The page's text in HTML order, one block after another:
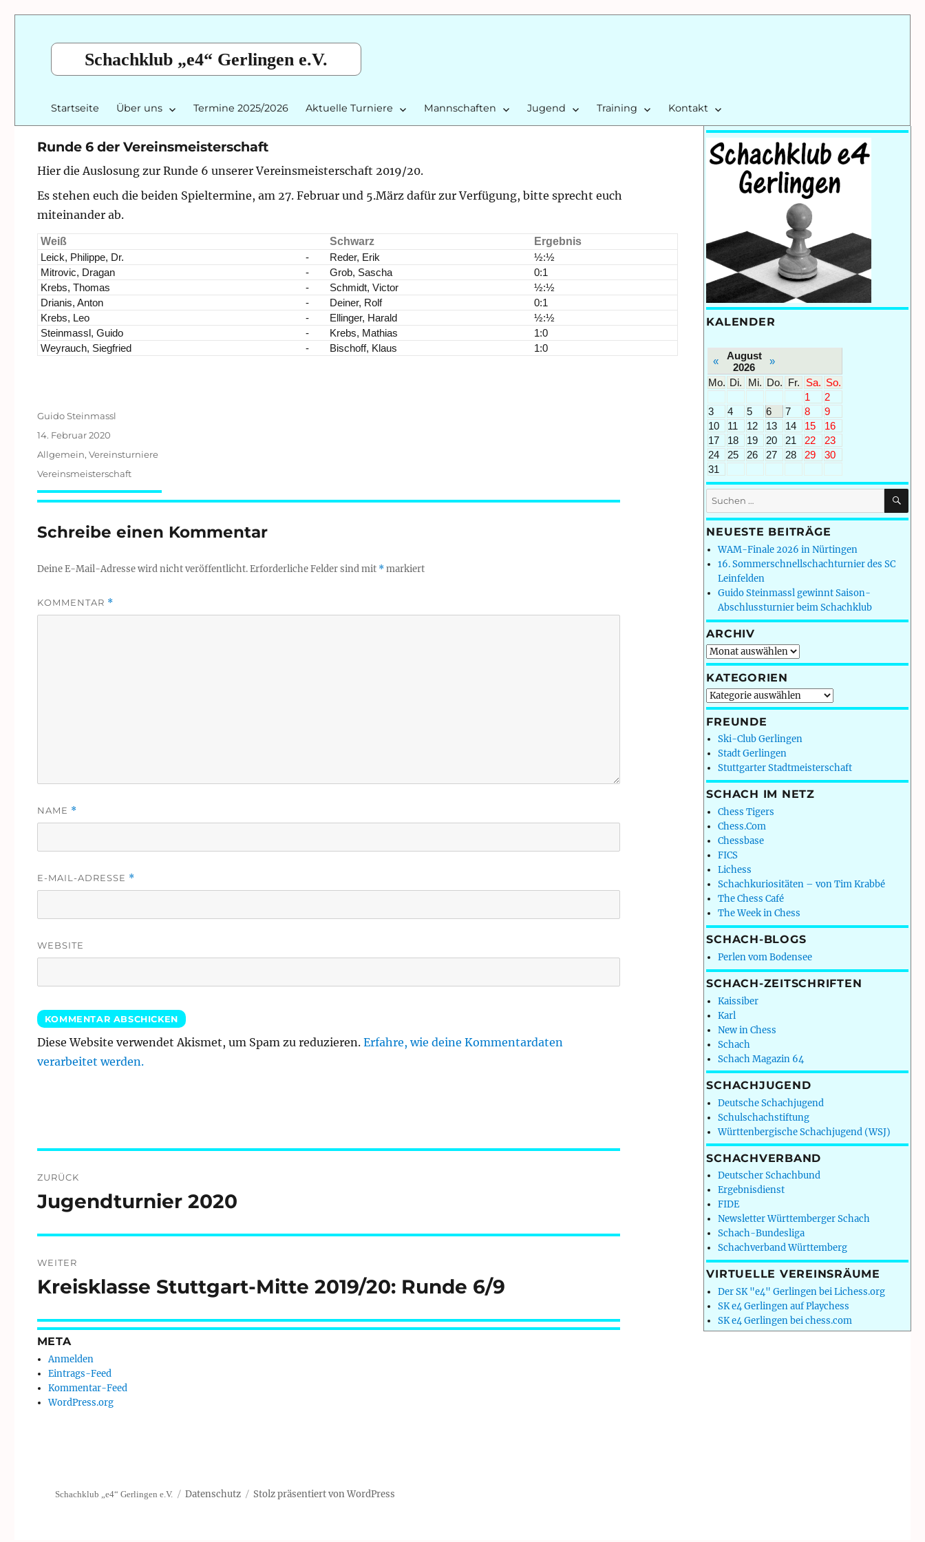
Schachklub „e4“ Gerlingen e.V.
Startseite Über uns Termine 2025/2026 Aktuelle Turniere Mannschaften Jugend Training Kontakt
Runde 6 der Vereinsmeisterschaft
Hier die Auslosung zur Runde 6 unserer Vereinsmeisterschaft 2019/20.
Es stehen euch die beiden Spieltermine, am 27. Februar und 5.März dafür zur Verfügung, bitte sprecht euch
miteinander ab.
Weiß Schwarz
Ergebnis
Leick, Philippe, Dr.
- Reder, Erik
½:½
Mitrovic, Dragan
- Grob, Sascha
0:1
Krebs, Thomas
- Schmidt, Victor
½:½
Drianis, Anton
- Deiner, Rolf
0:1
Krebs, Leo
- Ellinger, Harald
½:½
Steinmassl, Guido
- Krebs, Mathias
1:0
Weyrauch, Siegfried
- Bischoff, Klaus 1:0
Autor
Guido Steinmassl
Veröffentlicht
am
14. Februar 2020
Kategorien
Allgemein, Vereinsturniere
Schlagwörter
Vereinsmeisterschaft
Schreibe einen Kommentar
Deine E-Mail-Adresse wird nicht veröffentlicht. Erforderliche Felder sind mit *markiert
KOMMENTAR *
NAME *
E-MAIL-ADRESSE *
WEBSITE
Diese Website verwendet Akismet, um Spam zu reduzieren. Erfahre, wie deine Kommentardaten
verarbeitet werden.
ZURÜCK
Vorheriger
Jugendturnier 2020
WEITER
Nächster
Kreisklasse Stuttgart-Mitte 2019/20: Runde 6/9
META
Anmelden
Eintrags-Feed
Kommentar-Feed
WordPress.org
KALENDER
«
August
2026
»
Mo. Di. Mi. Do. Fr. Sa. So.
1
2
3
4 5 6 7 8
9
10
11 12 13 14 15
16
17
18 19 20 21 22
23
24
25 26 27 28 29
30
31
Suchen
nach:
NEUESTE BEITRÄGE
WAM-Finale 2026 in Nürtingen
16. Sommerschnellschachturnier des SC
Leinfelden
Guido Steinmassl gewinnt Saison-
Abschlussturnier beim Schachklub
ARCHIV
Archiv
KATEGORIEN
Kategorien
FREUNDE
Ski-Club Gerlingen
Stadt Gerlingen
Stuttgarter Stadtmeisterschaft
SCHACH IM NETZ
Chess Tigers
Chess.Com
Chessbase
FICS
Lichess
Schachkuriositäten – von Tim Krabbé
The Chess Café
The Week in Chess
SCHACH-BLOGS
Perlen vom Bodensee
SCHACH-ZEITSCHRIFTEN
Kaissiber
Karl
New in Chess
Schach
Schach Magazin 64
SCHACHJUGEND
Deutsche Schachjugend
Schulschachstiftung
Württenbergische Schachjugend (WSJ)
SCHACHVERBAND
Deutscher Schachbund
Ergebnisdienst
FIDE
Newsletter Württemberger Schach
Schach-Bundesliga
Schachverband Württemberg
VIRTUELLE VEREINSRÄUME
Der SK "e4" Gerlingen bei Lichess.org
SK e4 Gerlingen auf Playchess
SK e4 Gerlingen bei chess.com
Schachklub „e4“ Gerlingen e.V. Datenschutz Stolz präsentiert von WordPress